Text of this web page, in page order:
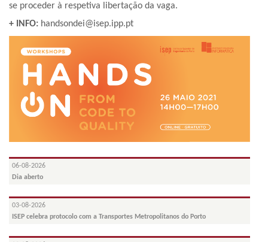
se proceder à respetiva libertação da vaga.
+ INFO: handsondei@isep.ipp.pt
06-08-2026
Dia aberto
03-08-2026
ISEP celebra protocolo com a Transportes Metropolitanos do Porto